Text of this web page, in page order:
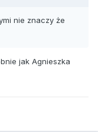
nie znaczy że
jak Agnieszka